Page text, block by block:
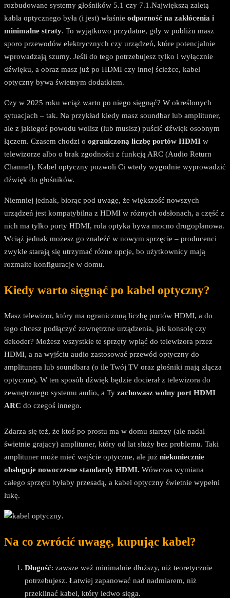
rozbudowane systemy głośników 5.1 czy 7.1.Największą zaletą
kabla optycznego była (i jest) właśnie odporność na zakłócenia i
minimalne straty. To wyjątkowo przydatne, gdy w pobliżu masz
sporo przewodów elektrycznych czy urządzeń, które potencjalnie
wprowadzają szumy. Jeśli do tego potrzebujesz tylko i wyłącznie
dźwięku, a obraz masz już po HDMI czy innej ścieżce, kabel
optyczny bywa świetnym dodatkiem.
Czy w 2025 roku wciąż warto po niego sięgnąć? W określonych
sytuacjach – tak. Na przykład kiedy masz soundbar lub amplituner,
ale z jakiegoś powodu wolisz (lub musisz) puścić dźwięk osobnym
łączem. Czasem chodzi o ograniczoną liczbę portów HDMI w
telewizorze albo o brak zgodności z funkcją ARC (Audio Return
Channel). Kabel optyczny pozwoli Ci wtedy wygodnie wyprowadzić
dźwięk do głośników.
Niemniej jednak, biorąc pod uwagę, że większość nowszych
urządzeń jest kompatybilna z HDMI w różnych odsłonach, a część z
nich ma tylko porty HDMI, rola optyka bywa mocno drugoplanowa.
Wciąż jednak możesz go znaleźć w nowym sprzęcie – producenci
zwykle starają się utrzymać różne opcje, bo użytkownicy mają
rozmaite konfiguracje w domu.
Kiedy warto sięgnąć po kabel optyczny?
Masz telewizor, który ma ograniczoną liczbę portów HDMI, a do
tego chcesz podłączyć zewnętrzne urządzenia, jak konsolę czy
dekoder? Możesz wszystkie te sprzęty wpiąć do telewizora przez
HDMI, a na wyjściu audio zastosować przewód optyczny do
amplitunera lub soundbara (o ile Twój TV oraz głośniki mają złącza
optyczne). W ten sposób dźwięk będzie docierał z telewizora do
zewnętrznego systemu audio, a Ty zachowasz wolny port HDMI
ARC do czegoś innego.
Zdarza się też, że ktoś po prostu ma w domu starszy (ale nadal
świetnie grający) amplituner, który od lat służy bez problemu. Taki
amplituner może mieć wejście optyczne, ale już niekoniecznie
obsługuje nowoczesne standardy HDMI. Wówczas wymiana
całego sprzętu byłaby przesadą, a kabel optyczny świetnie wypełni
lukę.
.
Na co zwrócić uwagę, kupując kabel?
Długość: zawsze weź minimalnie dłuższy, niż teoretycznie
potrzebujesz. Łatwiej zapanować nad nadmiarem, niż
przeklinać kabel, który ledwo sięga.